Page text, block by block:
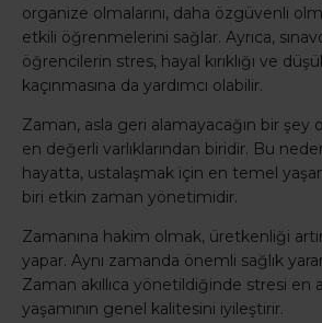
organize olmalarını, daha özgüvenli
etkili öğrenmelerini sağlar. Ayrıca,
öğrencilerin stres, hayal kırıklığı ve
kaçınmasına da yardımcı olabilir.
Zaman, asla geri alamayacağın bir şey
en değerli varlıklarından biridir. Bu
hayatta, ustalaşmak için en temel
biri etkin zaman yönetimidir.
Zamanına hakim olmak, üretkenliği
yapar. Aynı zamanda önemli sağlık
Zaman akıllıca yönetildiğinde stresi en
yaşamının genel kalitesini iyileştirir.